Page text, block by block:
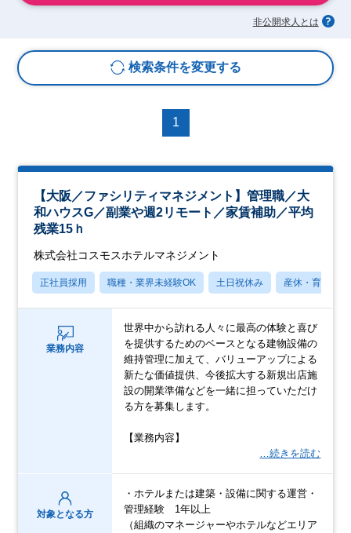
非公開求人とは
検索条件を変更する
1
【大阪／ファシリティマネジメント】管理職／大
和ハウスG／副業や週2リモート／家賃補助／平均
残業15ｈ
株式会社コスモスホテルマネジメント
正社員採用 職種・業界未経験OK 土日祝休み 産休・育休あり
業務内容
世界中から訪れる人々に最高の体験と喜び
を提供するためのベースとなる建物設備の
維持管理に加えて、バリューアップによる
新たな価値提供、今後拡大する新規出店施
設の開業準備などを一緒に担っていただけ
る方を募集します。
【業務内容】
…続きを読む
対象となる方
・ホテルまたは建築・設備に関する運営・
管理経験 1年以上
（組織のマネージャーやホテルなどエリア